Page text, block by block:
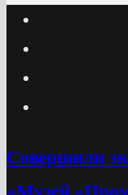
Cовершили